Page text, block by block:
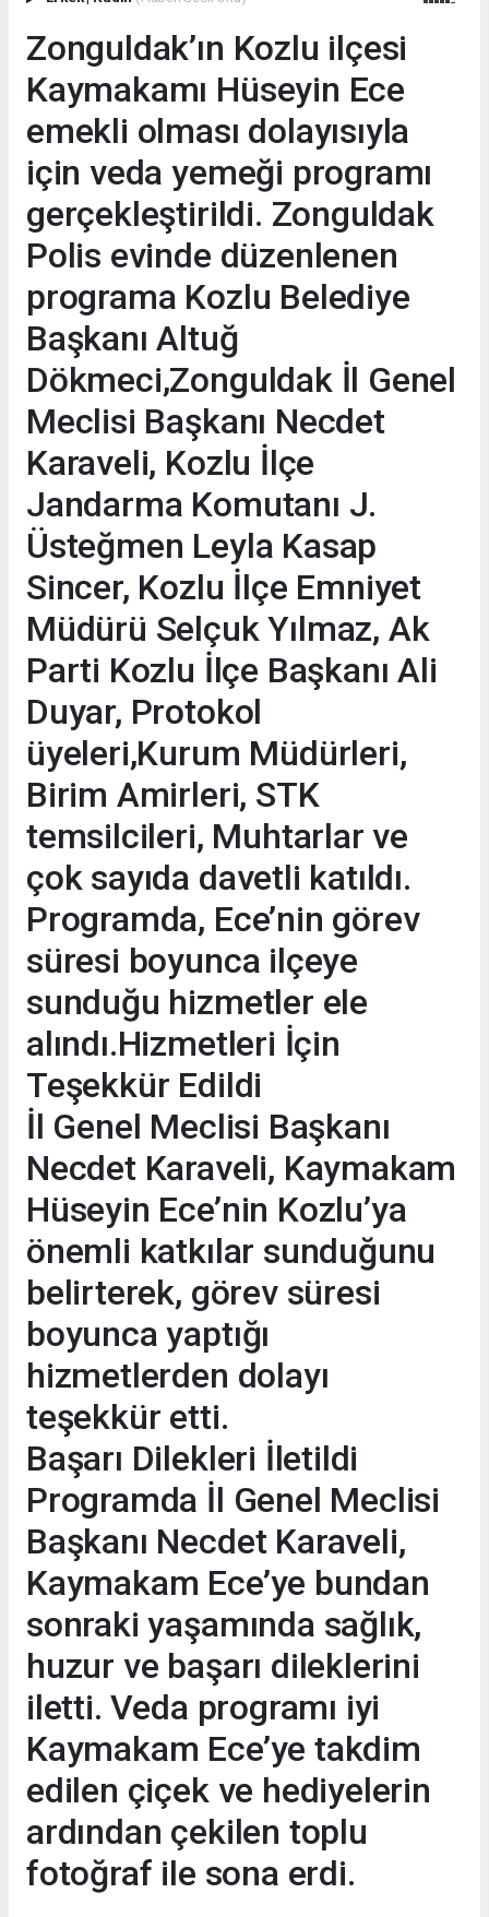
Zonguldak’ın Kozlu ilçesi
Kaymakamı Hüseyin Ece
emekli olması dolayısıyla
için veda yemeği programı
gerçekleştirildi. Zonguldak
Polis evinde düzenlenen
programa Kozlu Belediye
Başkanı Altuğ
Dökmeci,Zonguldak İl Genel
Meclisi Başkanı Necdet
Karaveli, Kozlu İlçe
Jandarma Komutanı J.
Üsteğmen Leyla Kasap
Sincer, Kozlu İlçe Emniyet
Müdürü Selçuk Yılmaz, Ak
Parti Kozlu İlçe Başkanı Ali
Duyar, Protokol
üyeleri,Kurum Müdürleri,
Birim Amirleri, STK
temsilcileri, Muhtarlar ve
çok sayıda davetli katıldı.
Programda, Ece’nin görev
süresi boyunca ilçeye
sunduğu hizmetler ele
alındı.Hizmetleri İçin
Teşekkür Edildi
İl Genel Meclisi Başkanı
Necdet Karaveli, Kaymakam
Hüseyin Ece’nin Kozlu’ya
önemli katkılar sunduğunu
belirterek, görev süresi
boyunca yaptığı
hizmetlerden dolayı
teşekkür etti.
Başarı Dilekleri İletildi
Programda İl Genel Meclisi
Başkanı Necdet Karaveli,
Kaymakam Ece’ye bundan
sonraki yaşamında sağlık,
huzur ve başarı dileklerini
iletti. Veda programı iyi
Kaymakam Ece’ye takdim
edilen çiçek ve hediyelerin
ardından çekilen toplu
fotoğraf ile sona erdi.